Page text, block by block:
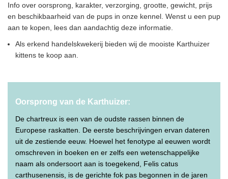
Info over oorsprong, karakter, verzorging, grootte, gewicht, prijs
en beschikbaarheid van de pups in onze kennel. Wenst u een pup
aan te kopen, lees dan aandachtig deze informatie.
Als erkend handelskwekerij bieden wij de mooiste Karthuizer
kittens te koop aan.
Oorsprong van de Karthuizer:
De chartreux is een van de oudste rassen binnen de
Europese raskatten. De eerste beschrijvingen ervan dateren
uit de zestiende eeuw. Hoewel het fenotype al eeuwen wordt
omschreven in boeken en er zelfs een wetenschappelijke
naam als ondersoort aan is toegekend, Felis catus
carthusenensis, is de gerichte fok pas begonnen in de jaren